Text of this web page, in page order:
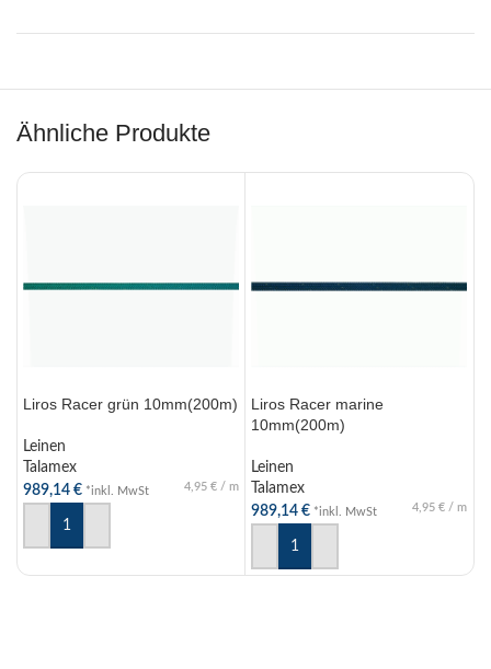
Ähnliche Produkte
Liros Racer grün 10mm(200m)
Leinen
Talamex
989,14 € *inkl. MwSt 4,95 € / m
IN DEN WARENKORB
Liros Racer marine
10mm(200m)
Leinen
Talamex
989,14 € *inkl. MwSt 4,95 € / m
IN DEN WARENKORB